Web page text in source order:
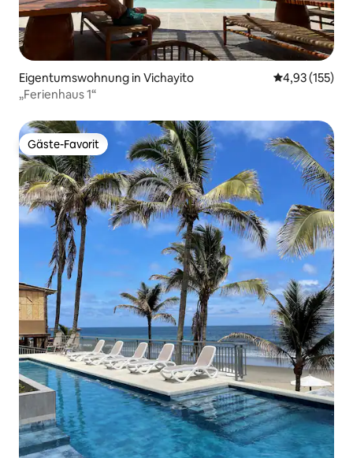
Eigentumswohnung in Vichayito
4,93 (155)
„Ferienhaus 1“
Gäste-Favorit
Gäste-Favorit